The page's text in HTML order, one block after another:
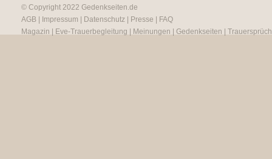
© Copyright 2022 Gedenkseiten.de
AGB
Impressum Datenschutz Presse
FAQ
Magazin
Eve-Trauerbegleitung Meinungen Gedenkseiten